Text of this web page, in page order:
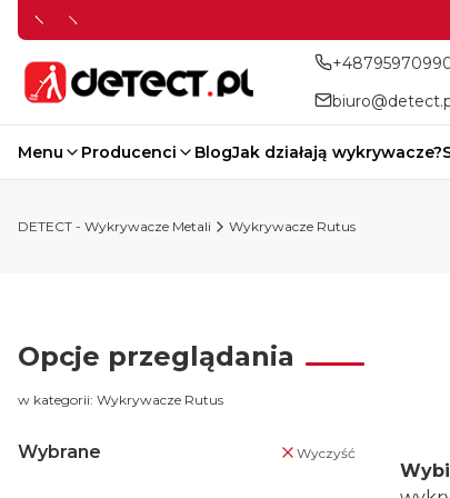
Menu Producenci BlogJak działają wykrywacze?
DETECT - Wykrywacze Metali Wykrywacze Rutus
Opcje przeglądania
w kategorii: Wykrywacze Rutus
Wybrane Wyczyść